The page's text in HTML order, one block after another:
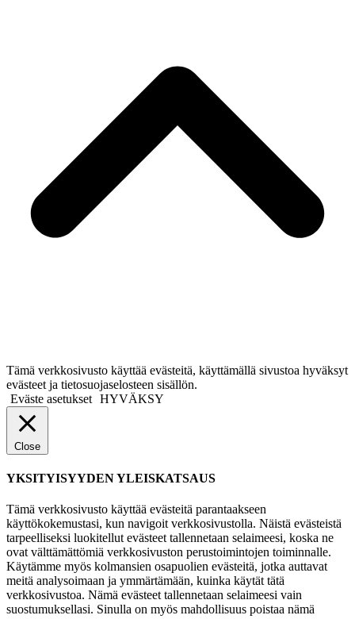
Tämä verkkosivusto käyttää evästeitä, käyttämällä sivustoa hyväksyt
evästeet ja tietosuojaselosteen sisällön.
Eväste asetukset HYVÄKSY
Close
YKSITYISYYDEN YLEISKATSAUS
Tämä verkkosivusto käyttää evästeitä parantaakseen
käyttökokemustasi, kun navigoit verkkosivustolla. Näistä evästeistä
tarpeelliseksi luokitellut evästeet tallennetaan selaimeesi, koska ne
ovat välttämättömiä verkkosivuston perustoimintojen toiminnalle.
Käytämme myös kolmansien osapuolien evästeitä, jotka auttavat
meitä analysoimaan ja ymmärtämään, kuinka käytät tätä
verkkosivustoa. Nämä evästeet tallennetaan selaimeesi vain
suostumuksellasi. Sinulla on myös mahdollisuus poistaa nämä